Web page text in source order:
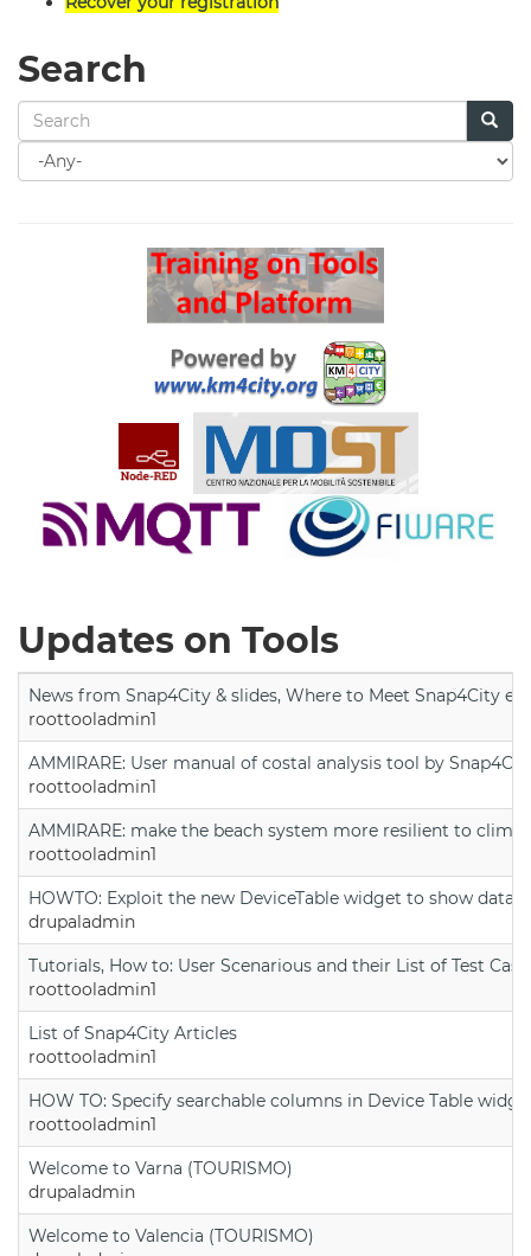
Search
Search
for
Updates on Tools
News from Snap4City & slides, Where to Meet Snap4City
roottooladmin1
AMMIRARE: User manual of costal analysis tool by
roottooladmin1
AMMIRARE: make the beach system more resilient to
roottooladmin1
HOWTO: Exploit the new DeviceTable widget to show data
drupaladmin
Tutorials, How to: User Scenarious and their List of Test
roottooladmin1
List of Snap4City Articles
roottooladmin1
HOW TO: Specify searchable columns in Device Table
roottooladmin1
Welcome to Varna (TOURISMO)
drupaladmin
Welcome to Valencia (TOURISMO)